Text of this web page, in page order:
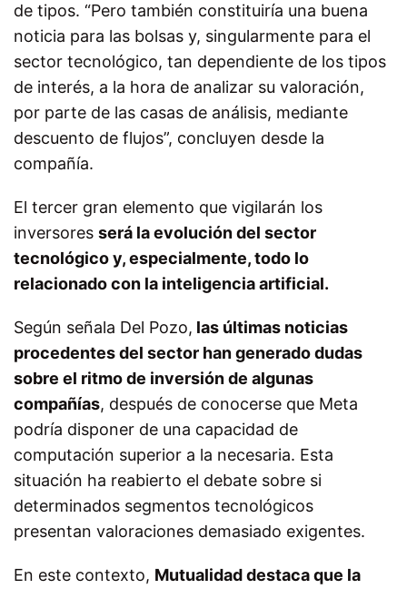
de tipos. “Pero también constituiría una buena
noticia para las bolsas y, singularmente para el
sector tecnológico, tan dependiente de los tipos
de interés, a la hora de analizar su valoración,
por parte de las casas de análisis, mediante
descuento de flujos”, concluyen desde la
compañía.
El tercer gran elemento que vigilarán los
inversores será la evolución del sector
tecnológico y, especialmente, todo lo
relacionado con la inteligencia artificial.
Según señala Del Pozo, las últimas noticias
procedentes del sector han generado dudas
sobre el ritmo de inversión de algunas
compañías, después de conocerse que Meta
podría disponer de una capacidad de
computación superior a la necesaria. Esta
situación ha reabierto el debate sobre si
determinados segmentos tecnológicos
presentan valoraciones demasiado exigentes.
En este contexto, Mutualidad destaca que la